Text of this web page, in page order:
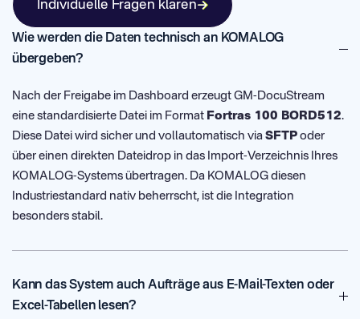
Individuelle Fragen klären
Wie werden die Daten technisch an KOMALOG
übergeben?
Nach der Freigabe im Dashboard erzeugt GM-DocuStream
eine standardisierte Datei im Format Fortras 100 BORD512.
Diese Datei wird sicher und vollautomatisch via SFTP oder
über einen direkten Dateidrop in das Import-Verzeichnis Ihres
KOMALOG-Systems übertragen. Da KOMALOG diesen
Industriestandard nativ beherrscht, ist die Integration
besonders stabil.
Kann das System auch Aufträge aus E-Mail-Texten oder
Excel-Tabellen lesen?